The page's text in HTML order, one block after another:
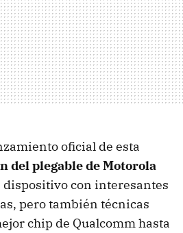
oficial de esta
del plegable de Motorola
con interesantes
pero también técnicas
chip de Qualcomm hasta